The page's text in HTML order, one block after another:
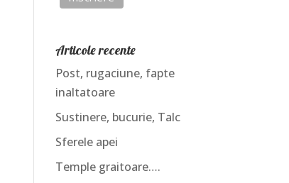
Articole recente
Post, rugaciune, fapte
inaltatoare
Sustinere, bucurie, Talc
Sferele apei
Temple graitoare….